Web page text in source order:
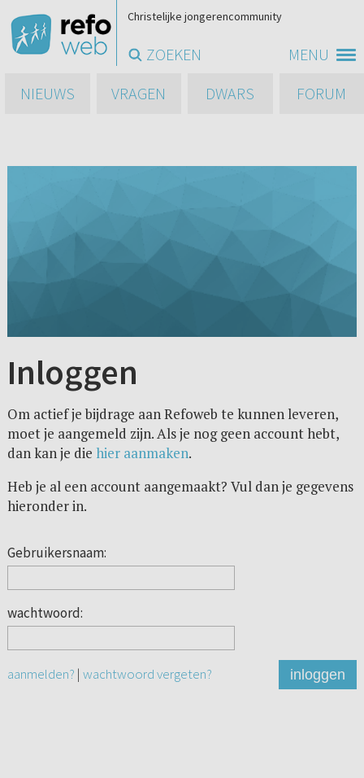
MENU
Christelijke jongerencommunity
ZOEKEN
NIEUWS
VRAGEN DWARS FORUM
Inloggen
Om actief je bijdrage aan Refoweb te kunnen leveren,
moet je aangemeld zijn. Als je nog geen account hebt,
dan kan je die hier aanmaken.
Heb je al een account aangemaakt? Vul dan je gegevens
hieronder in.
Gebruikersnaam:
wachtwoord:
aanmelden? | wachtwoord vergeten? inloggen